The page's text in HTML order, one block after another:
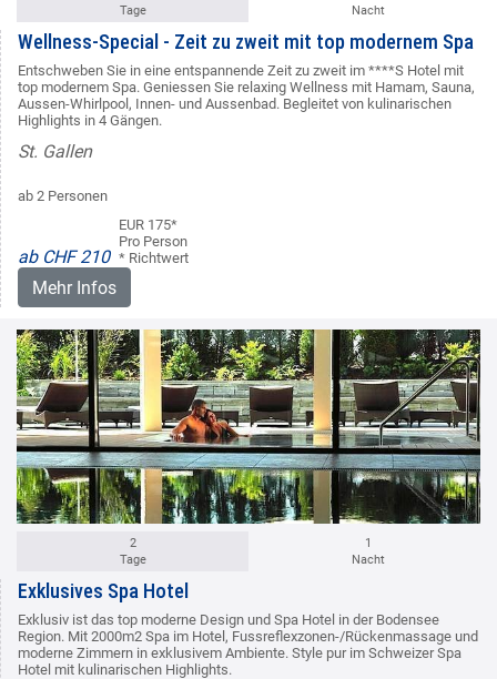
Tage
Nacht
Wellness-Special - Zeit zu zweit mit top modernem Spa
Entschweben Sie in eine entspannende Zeit zu zweit im ****S Hotel mit
top modernem Spa. Geniessen Sie relaxing Wellness mit Hamam, Sauna,
Aussen-Whirlpool, Innen- und Aussenbad. Begleitet von kulinarischen
Highlights in 4 Gängen.
St. Gallen
ab 2 Personen
ab CHF 210
EUR 175*
Pro Person
* Richtwert
Mehr Infos
2
Tage
1
Nacht
Exklusives Spa Hotel
Exklusiv ist das top moderne Design und Spa Hotel in der Bodensee
Region. Mit 2000m2 Spa im Hotel, Fussreflexzonen-/Rückenmassage und
moderne Zimmern in exklusivem Ambiente. Style pur im Schweizer Spa
Hotel mit kulinarischen Highlights.